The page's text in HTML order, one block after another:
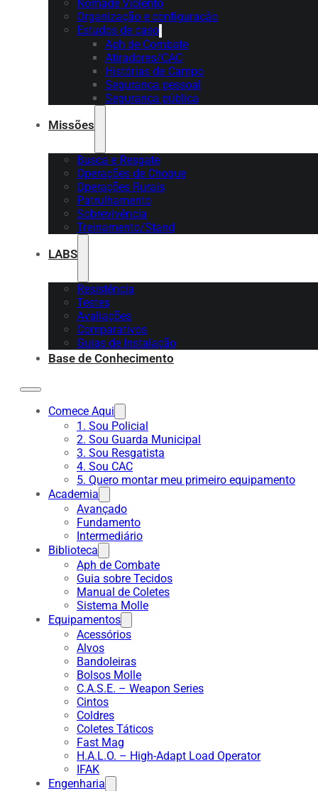
Nômade Violento
Organização e configuração
Estudos de caso
Aph de Combate
Atiradores/CAC
Histórias de Campo
Segurança pessoal
Segurança pública
Missões
Busca e Resgate
Operações de Choque
Operações Rurais
Patrulhamento
Sobrevivência
Treinamento/Stand
LABS
Resistência
Testes
Avaliações
Comparativos
Guias de Instalação
Base de Conhecimento
Comece Aqui
1. Sou Policial
2. Sou Guarda Municipal
3. Sou Resgatista
4. Sou CAC
5. Quero montar meu primeiro equipamento
Academia
Avançado
Fundamento
Intermediário
Biblioteca
Aph de Combate
Guia sobre Tecidos
Manual de Coletes
Sistema Molle
Equipamentos
Acessórios
Alvos
Bandoleiras
Bolsos Molle
C.A.S.E. – Weapon Series
Cintos
Coldres
Coletes Táticos
Fast Mag
H.A.L.O. – High-Adapt Load Operator
IFAK
Engenharia